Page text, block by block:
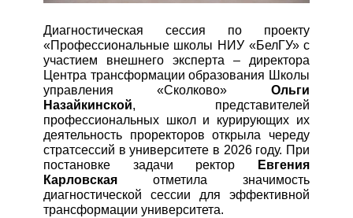
НОВОСТИ
КОНТАКТЫ
Диагностическая сессия по проекту
«Профессиональные школы НИУ «БелГУ» с
участием внешнего эксперта – директора
Центра трансформации образования Школы
управления «Сколково»Ольги
Назайкинской, представителей
профессиональных школ и курирующих их
деятельность проректоров открыла череду
стратсессий в университете в 2026 году. При
постановке задачи ректор
Евгения
Карловская отметила значимость
диагностической сессии для эффективной
трансформации университета.